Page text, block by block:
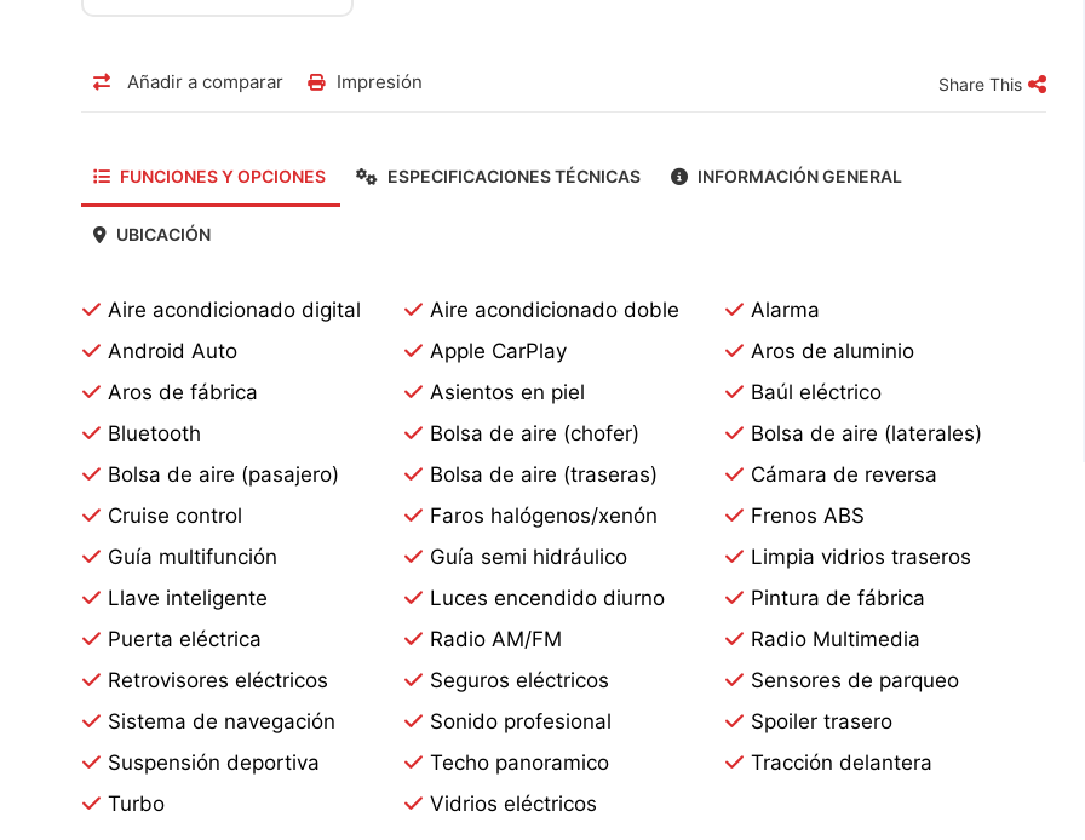
Añadir a comparar Impresión Share This
FUNCIONES Y OPCIONES ESPECIFICACIONES TÉCNICAS INFORMACIÓN GENERAL
UBICACIÓN
Aire acondicionado digital Aire acondicionado doble
Alarma
Android Auto
Apple CarPlay
Aros de aluminio
Aros de fábrica
Asientos en piel
Baúl eléctrico
Bluetooth
Bolsa de aire (chofer)
Bolsa de aire (laterales)
Bolsa de aire (pasajero)
Bolsa de aire (traseras)
Cámara de reversa
Cruise control
Faros halógenos/xenón
Frenos ABS
Guía multifunción
Guía semi hidráulico
Limpia vidrios traseros
Llave inteligente
Luces encendido diurno
Pintura de fábrica
Puerta eléctrica
Radio AM/FM
Radio Multimedia
Retrovisores eléctricos
Seguros eléctricos
Sensores de parqueo
Sistema de navegación
Sonido profesional
Spoiler trasero
Suspensión deportiva
Techo panoramico
Tracción delantera
Turbo
Vidrios eléctricos